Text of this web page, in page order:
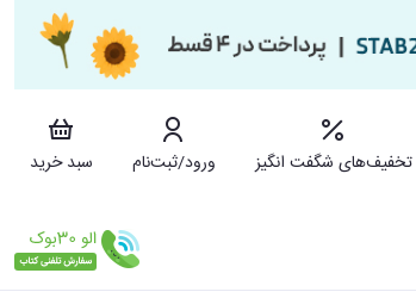
تخفیف‌های شگفت انگیز ورود/ثبت‌نام
سبد خرید